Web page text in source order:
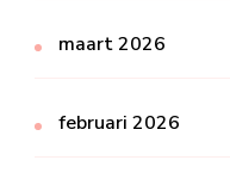
maart 2026
februari 2026